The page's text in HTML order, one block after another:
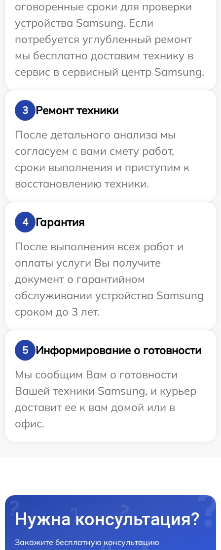
оговоренные сроки для проверки
устройства Samsung. Если
потребуется углубленный ремонт
мы бесплатно доставим технику в
сервис в сервисный центр Samsung.
3
Ремонт техники
После детального анализа мы
согласуем с вами смету работ,
сроки выполнения и приступим к
восстановлению техники.
4
Гарантия
После выполнения всех работ и
оплаты услуги Вы получите
документ о гарантийном
обслуживании устройства Samsung
сроком до 3 лет.
5
Информирование о готовности
Мы сообщим Вам о готовности
Вашей техники Samsung, и курьер
доставит ее к вам домой или в
офис.
Нужна консультация?
Закажите бесплатную консультацию